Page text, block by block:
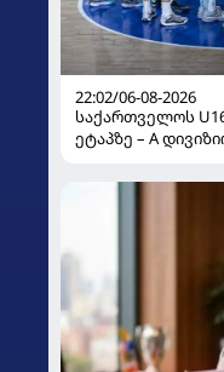
22:02/06-08-2026
საქართველოს
ეტაპზე – A